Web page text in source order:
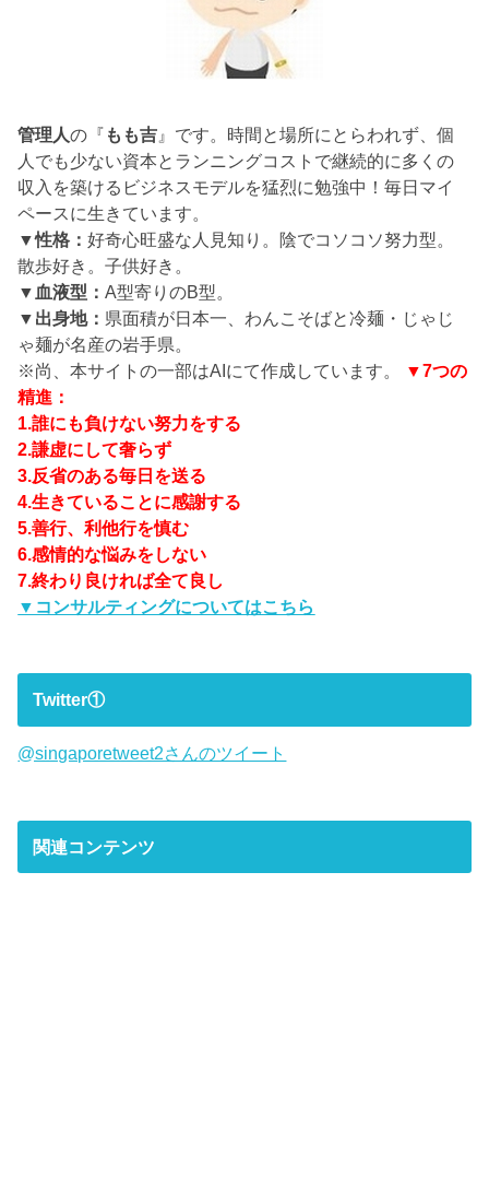
管理人の『 もも吉 』です。時間と場所にとらわれず、個
人でも少ない資本とランニングコストで継続的に多くの
収入を築けるビジネスモデルを猛烈に勉強中！毎日マイ
ペースに生きています。
▼性格：好奇心旺盛な人見知り。陰でコソコソ努力型。
散歩好き。子供好き。
▼血液型：A型寄りのB型。
▼出身地： 県面積が日本一、わんこそばと冷麺・じゃじ
ゃ麺が名産の岩手県。
※尚、本サイトの一部はAIにて作成しています。
▼7つの
精進：
1.誰にも負けない努力をする
2.謙虚にして奢らず
3.反省のある毎日を送る
4.生きていることに感謝する
5.善行、利他行を慎む
6.感情的な悩みをしない
7.終わり良ければ全て良し
▼コンサルティングについてはこちら
Twitter①
@singaporetweet2さんのツイート
関連コンテンツ